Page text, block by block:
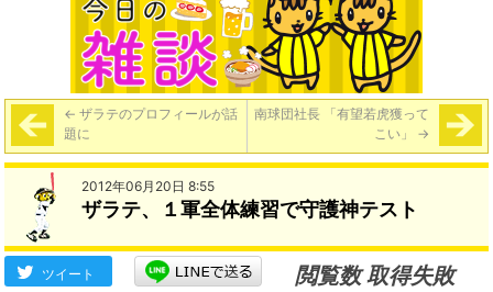
← ザラテのプロフィールが話
題に
南球団社長 「有望若虎獲って
こい」 →
2012年06月20日 8:55
ザラテ、１軍全体練習で守護神テスト
ツイート
閲覧数 取得失敗